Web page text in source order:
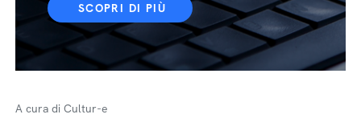
SCOPRI DI PIÙ
A cura di Cultur-e